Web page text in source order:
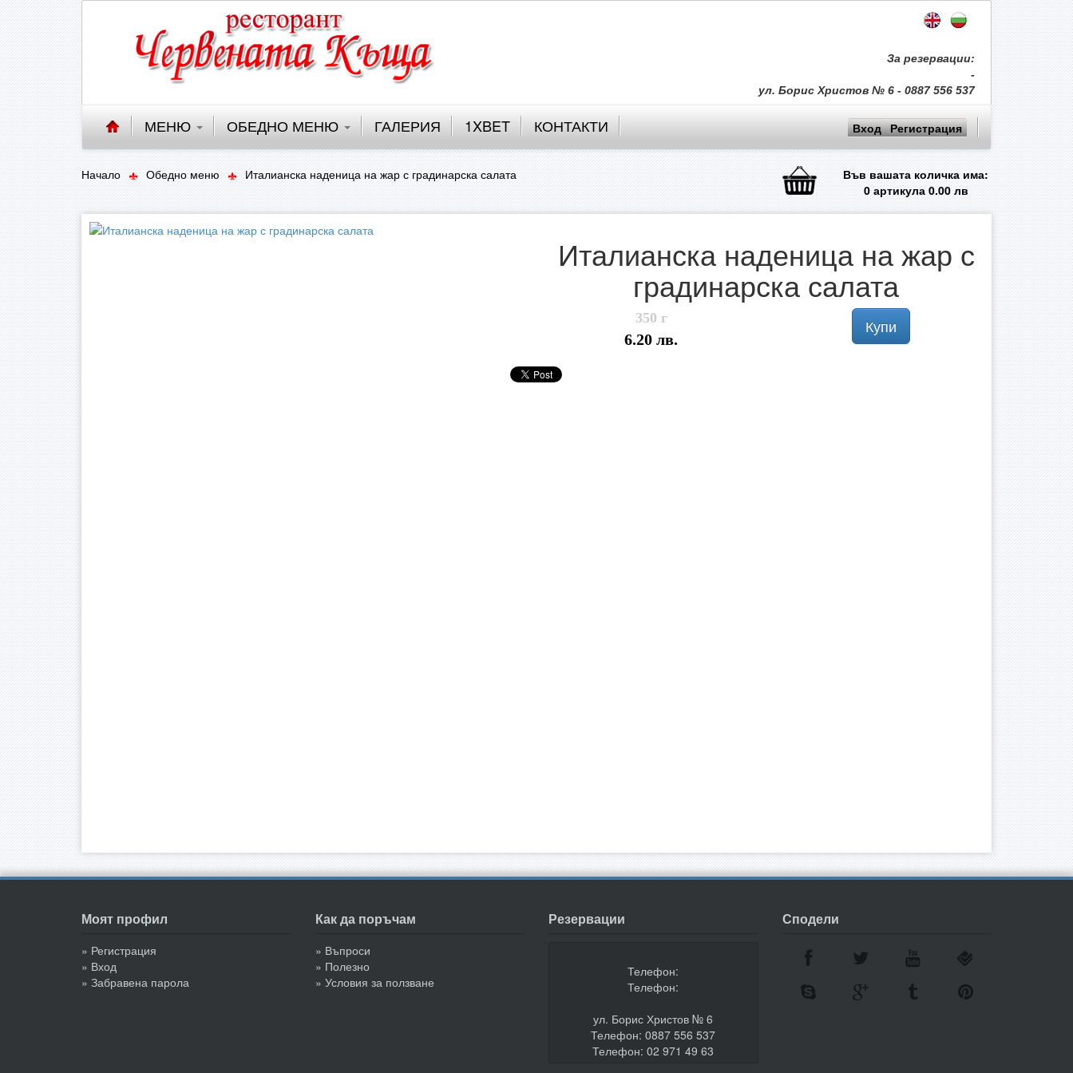
За резервации:
-
ул. Борис Христов № 6 - 0887 556 537
МЕНЮ ОБЕДНО МЕНЮ ГАЛЕРИЯ 1XBET КОНТАКТИ Вход Регистрация
Начало Обедно меню Италианска наденица на жар с градинарска салата
Във вашата количка има:
0артикула0.00лв
Италианска наденица на жар с
градинарска салата
350 г
6.20 лв.
Купи
Моят профил
» Регистрация
» Вход
» Забравена парола
Как да поръчам
» Въпроси
» Полезно
» Условия за ползване
Резервации
Телефон:
Телефон:
ул. Борис Христов № 6
Телефон: 0887 556 537
Телефон: 02 971 49 63
Сподели